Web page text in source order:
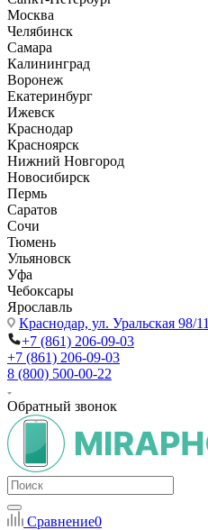
Москва
Челябинск
Самара
Калининград
Воронеж
Екатеринбург
Ижевск
Краснодар
Красноярск
Нижний Новгород
Новосибирск
Пермь
Саратов
Сочи
Тюмень
Ульяновск
Уфа
Чебоксары
Ярославль
Краснодар, ул. Уральская 98/11
+7 (861) 206-09-03
+7 (861) 206-09-03
8 (800) 500-00-22
Обратный звонок
Сравнение0